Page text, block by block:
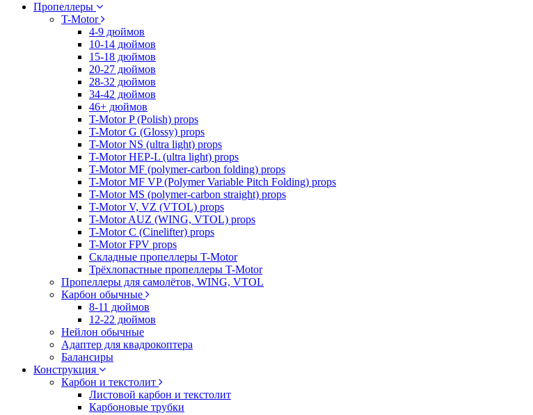
Пропеллеры
T-Motor
4-9 дюймов
10-14 дюймов
15-18 дюймов
20-27 дюймов
28-32 дюймов
34-42 дюймов
46+ дюймов
T-Motor P (Polish) props
T-Motor G (Glossy) props
T-Motor NS (ultra light) props
T-Motor HEP-L (ultra light) props
T-Motor MF (polymer-carbon folding) props
T-Motor MF VP (Polymer Variable Pitch Folding) props
T-Motor MS (polymer-carbon straight) props
T-Motor V, VZ (VTOL) props
T-Motor AUZ (WING, VTOL) props
T-Motor C (Cinelifter) props
T-Motor FPV props
Складные пропеллеры T-Motor
Трёхлопастные пропеллеры T-Motor
Пропеллеры для самолётов, WING, VTOL
Карбон обычные
8-11 дюймов
12-22 дюймов
Нейлон обычные
Адаптер для квадрокоптера
Балансиры
Конструкция
Карбон и текстолит
Листовой карбон и текстолит
Карбоновые трубки